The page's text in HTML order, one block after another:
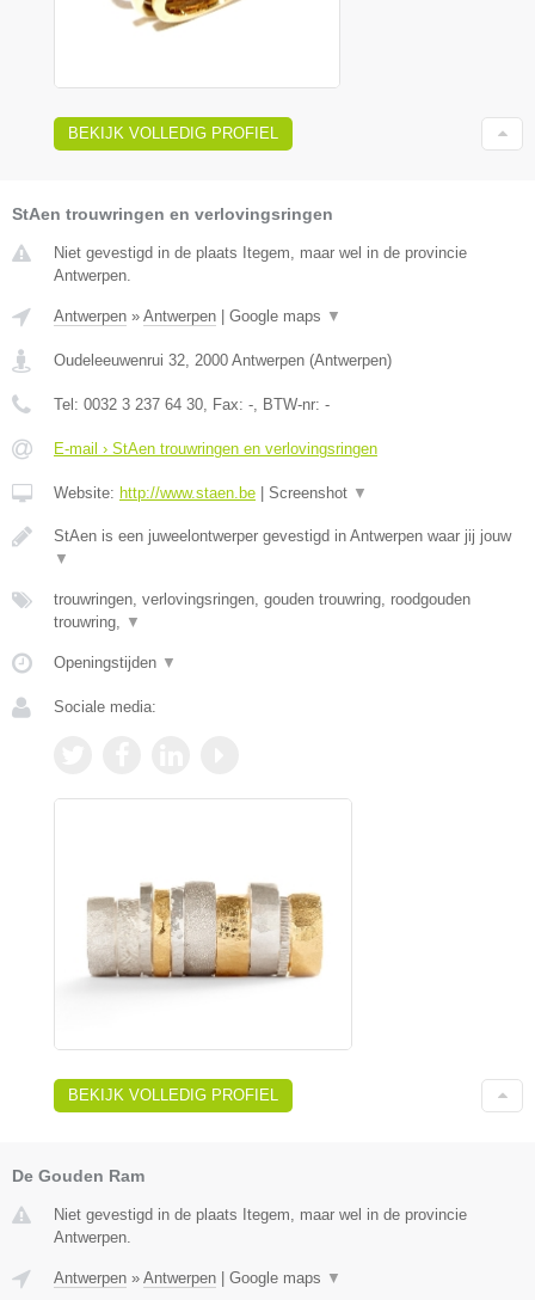
BEKIJK VOLLEDIG PROFIEL
StAen trouwringen en verlovingsringen
Niet gevestigd in de plaats Itegem, maar wel in de provincie
Antwerpen.
Antwerpen » Antwerpen Google maps ▼
Oudeleeuwenrui 32, 2000 Antwerpen (Antwerpen)
Tel: 0032 3 237 64 30, Fax: -, BTW-nr: -
E-mail › StAen trouwringen en verlovingsringen
Website: http://www.staen.be Screenshot ▼
StAen is een juweelontwerper gevestigd in Antwerpen waar jij jouw
▼
trouwringen, verlovingsringen, gouden trouwring, roodgouden
trouwring, ▼
Openingstijden ▼
Sociale media:
BEKIJK VOLLEDIG PROFIEL
De Gouden Ram
Niet gevestigd in de plaats Itegem, maar wel in de provincie
Antwerpen.
Antwerpen » Antwerpen Google maps ▼